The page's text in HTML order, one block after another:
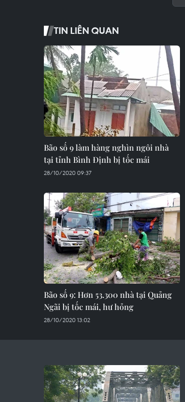
TIN LIÊN QUAN
Bão số 9 làm hàng nghìn ngôi nhà
tại tỉnh Bình Định bị tốc mái
28/10/2020 09:37
Bão số 9: Hơn 53.300 nhà tại Quảng
Ngãi bị tốc mái, hư hỏng
28/10/2020 13:02